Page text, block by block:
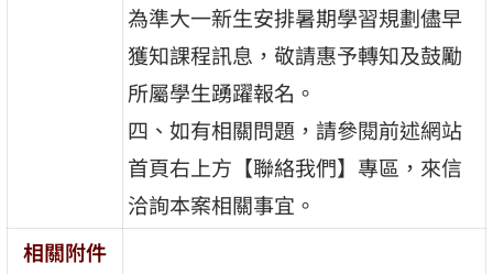
為準大一新生安排暑期學習規劃儘早
獲知課程訊息，敬請惠予轉知及鼓勵
所屬學生踴躍報名。
四、如有相關問題，請參閱前述網站
首頁右上方【聯絡我們】專區，來信
洽詢本案相關事宜。
相關附件